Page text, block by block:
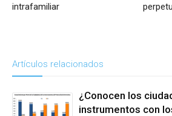
intrafamiliar
Artículos relacionados
¿Conocen los
instrumentos con